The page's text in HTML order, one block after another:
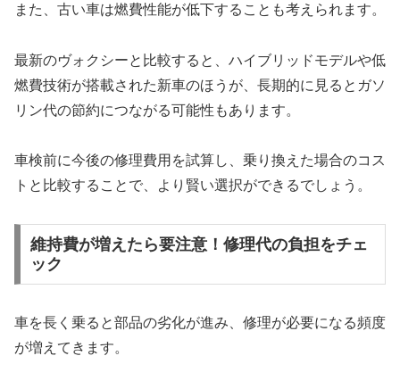
また、古い車は燃費性能が低下することも考えられます。
最新のヴォクシーと比較すると、ハイブリッドモデルや低
燃費技術が搭載された新車のほうが、長期的に見るとガソ
リン代の節約につながる可能性もあります。
車検前に今後の修理費用を試算し、乗り換えた場合のコス
トと比較することで、より賢い選択ができるでしょう。
維持費が増えたら要注意！修理代の負担をチェ
ック
車を長く乗ると部品の劣化が進み、修理が必要になる頻度
が増えてきます。